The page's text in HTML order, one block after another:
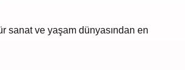
sanat ve yaşam dünyasından en